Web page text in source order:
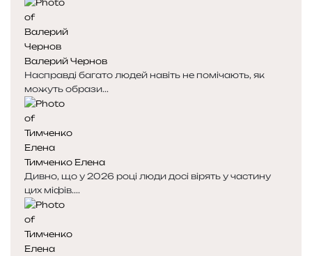
Валерий Чернов
Насправді багато людей навіть не помічають, як
можуть образи...
Тимченко Елена
Дивно, що у 2026 році люди досі вірять у частину
цих міфів....